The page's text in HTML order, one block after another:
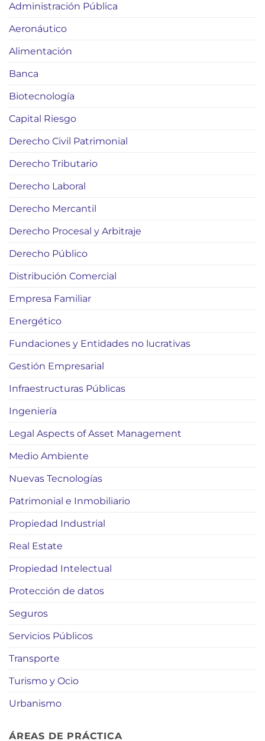
Administración Pública
Aeronáutico
Alimentación
Banca
Biotecnología
Capital Riesgo
Derecho Civil Patrimonial
Derecho Tributario
Derecho Laboral
Derecho Mercantil
Derecho Procesal y Arbitraje
Derecho Público
Distribución Comercial
Empresa Familiar
Energético
Fundaciones y Entidades no lucrativas
Gestión Empresarial
Infraestructuras Públicas
Ingeniería
Legal Aspects of Asset Management
Medio Ambiente
Nuevas Tecnologías
Patrimonial e Inmobiliario
Propiedad Industrial
Real Estate
Propiedad Intelectual
Protección de datos
Seguros
Servicios Públicos
Transporte
Turismo y Ocio
Urbanismo
ÁREAS DE PRÁCTICA